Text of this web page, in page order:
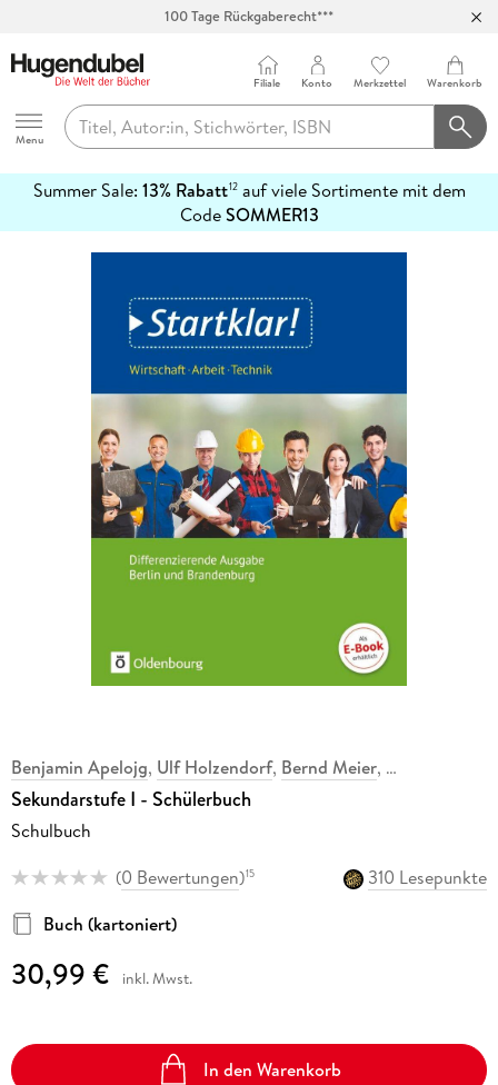
100 Tage Rückgaberecht***
Hugendubel
Menu
Filiale Konto Merkzettel Warenkorb
Summer Sale: 13% Rabatt12auf viele Sortimente mit dem
CodeSOMMER13
erfahren
Benjamin Apelojg, Ulf Holzendorf, Bernd Meier,
Sekundarstufe I - Schülerbuch
Schulbuch
(0 Bewertungen)15
310 Lesepunkte
Buch (kartoniert)
30,99 € inkl. Mwst.
In den Warenkorb